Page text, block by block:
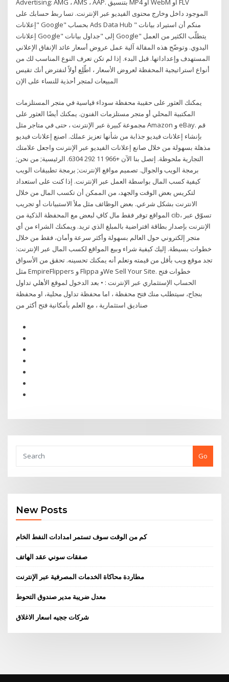
Advertising: AMG ، AMS ، AAP. بتنسيق MP4 أو WebM أو FLV
الموجود داخل وخارج محتوى الفيديو عبر الإنترنت. تسا ربط حسابك على
"إعلانات Google" بحساب Ads Data Hub منكم أن استيراد بيانات "
إعلانات Google" إلى "جداول بيانات Google" يتطلّب الكثير من العمل
اليدوي. وتوضّح هذه المقالة آلية عمل عروض أسعار عائد الإنفاق الإعلاني
المستهدف وإعداداتها. قبل البدء. إذا لم تكن تعرف النوع المناسب لك من
أنواع استراتيجية المحفظة لعروض الأسعار ، اطّلِع أولاً لنفترض أنك تقيس
المبيعات لمتجر أحذية للنساء على الإن
يمكنك العثور على حقيبة محفظة سوداء قياسية في متجر المستلزمات
المكتبية المحلي أو متجر مستلزمات الفنون. يمكنك أيضًا العثور على
مجموعة كبيرة عبر الإنترنت ، حتى في متاجر مثل Amazon و eBay. ‫قم
بإنشاء إعلانات فيديو جذابة من شأنها تعزيز عملك. اصنع إعلانات فيديو
مذهلة بسهولة من خلال صانع إعلانات الفيديو عبر الإنترنت واجعل علامتك
التجارية ملحوظة.‬ إتصل بنا الآن +966 11 292 6304. الرئيسية; من نحن;
برمجة الويب والجوال. تصميم مواقع الإنترنت; برمجة تطبيقات الويب
كيفية كسب المال بواسطة العمل عبر الإنترنت. إذا كنت على استعداد
لتكريس بعض الوقت والجهد، من الممكن أن تكسب المال من خلال
الانترنت بشكل شرعي. بعض الوظائف مثل ملأ الاستبيانات أو تجريب
المواقع توفر فقط مال كافِ لبعض مع المحفظة الذكية من cib، تسوّق عبر
الإنترنت بإصدار بطاقة افتراضية بالمبلغ الذي تريد. ويمكنك الشراء من أي
متجر إلكتروني حول العالم بسهولة وأكثر سرعة وأمان، فقط من خلال
خطوات بسيطة. إليك كيفية شراء وبيع المواقع لكسب المال عبر الإنترنت:
تجد موقع ويب بأقل من قيمته وتعلم أنه يمكنك تحسينه. تحقق من الأسواق
مثل EmpireFlippers و Flippa وWe Sell Your Site. خطوات فتح
الحساب الإستثماري عبر الإنترنت : • بعد الدخول لموقع الأهلي تداول
بنجاح، سيتطلب منك فتح محفظة ، اما محفظة تداول محلية، او محفظة
صناديق استثمارية ، مع العلم بأمكانية فتح أكثر من
Go
New Posts
كم من الوقت سوف تستمر امدادات النفط الخام
صفقات سوني عقد الهاتف
مطاردة محاكاة الخدمات المصرفية عبر الإنترنت
معدل ضريبة مدير صندوق التحوط
شركات ججيه اسعار الاغلاق